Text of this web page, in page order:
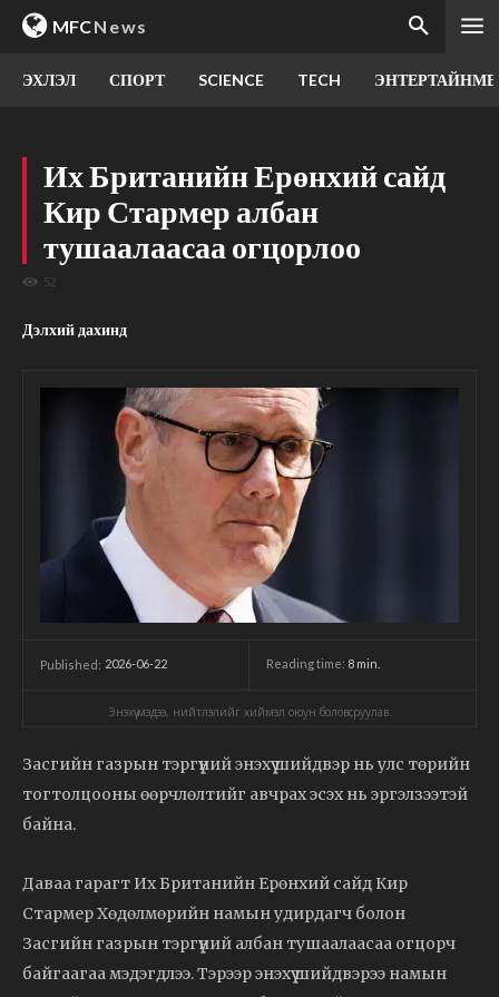
MFCNews
ЭХЛЭЛ СПОРТ SCIENCE TECH
Их Британийн Ерөнхий сайд
Кир Стармер албан
тушаалаасаа огцорлоо
52
Дэлхий дахинд
Published: 2026-06-22 Reading time: 8 min.
Энэхүү мэдээ, нийтлэлийг хиймэл оюун боловсруулав.
Засгийн газрын тэргүүний энэхүү шийдвэр нь улс төрийн
тогтолцооны өөрчлөлтийг авчрах эсэх нь эргэлзээтэй
байна.
Даваа гарагт Их Британийн Ерөнхий сайд Кир
Стармер Хөдөлмөрийн намын удирдагч болон
Засгийн газрын тэргүүний албан тушаалаасаа огцорч
байгаагаа мэдэгдлээ. Тэрээр энэхүү шийдвэрээ намын